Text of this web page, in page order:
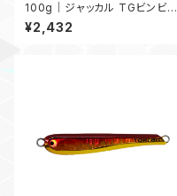
100g｜ジャッカル TGビンビン
スイッチ アマダイSpecial 100
g
¥2,432